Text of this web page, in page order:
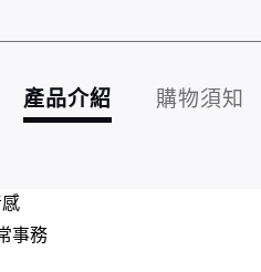
產品介紹 購物須知
事務